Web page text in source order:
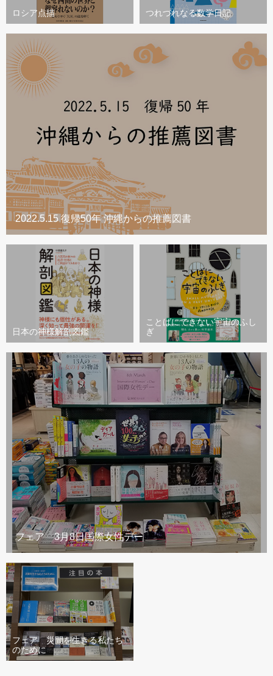
ロシア点描 つれづれなる数学日記
2022.5.15 復帰50年 沖縄からの推薦図書
日本の神様解剖図鑑
ことばにできない宇宙のふし
ぎ
フェア 3月8日国際女性デー
フェア 災間を生きる私たち
のために